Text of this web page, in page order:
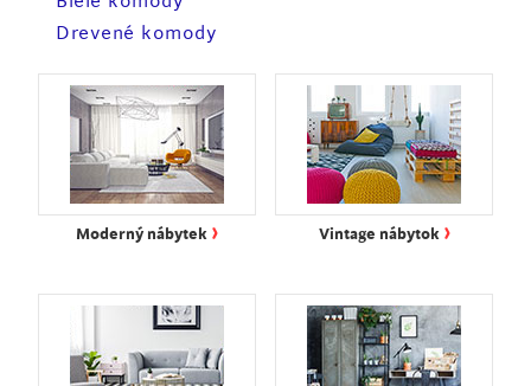
Drevené komody
Moderný nábytek › Vintage nábytok ›